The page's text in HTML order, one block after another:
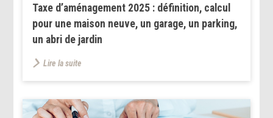
Taxe d’aménagement 2025 : définition, calcul
pour une maison neuve, un garage, un parking,
un abri de jardin
Lire la suite